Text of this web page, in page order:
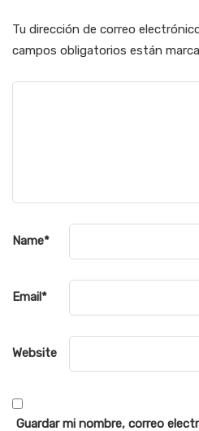
Tu dirección de correo
campos obligatorios están
Name*
Email*
Website
Guardar mi nombre, correo